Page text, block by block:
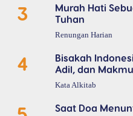
3
Murah Hati
Tuhan
Renungan Harian
4
Bisakah
Adil, dan
Kata Alkitab
Saat Doa